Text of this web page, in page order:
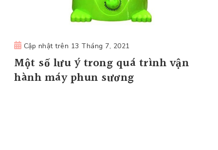
Cập nhật trên 13 Tháng 7, 2021
Một số lưu ý trong quá trình vận
hành máy phun sương